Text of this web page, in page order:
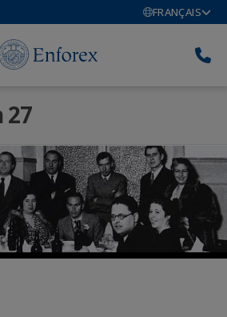
FRANÇAIS
27